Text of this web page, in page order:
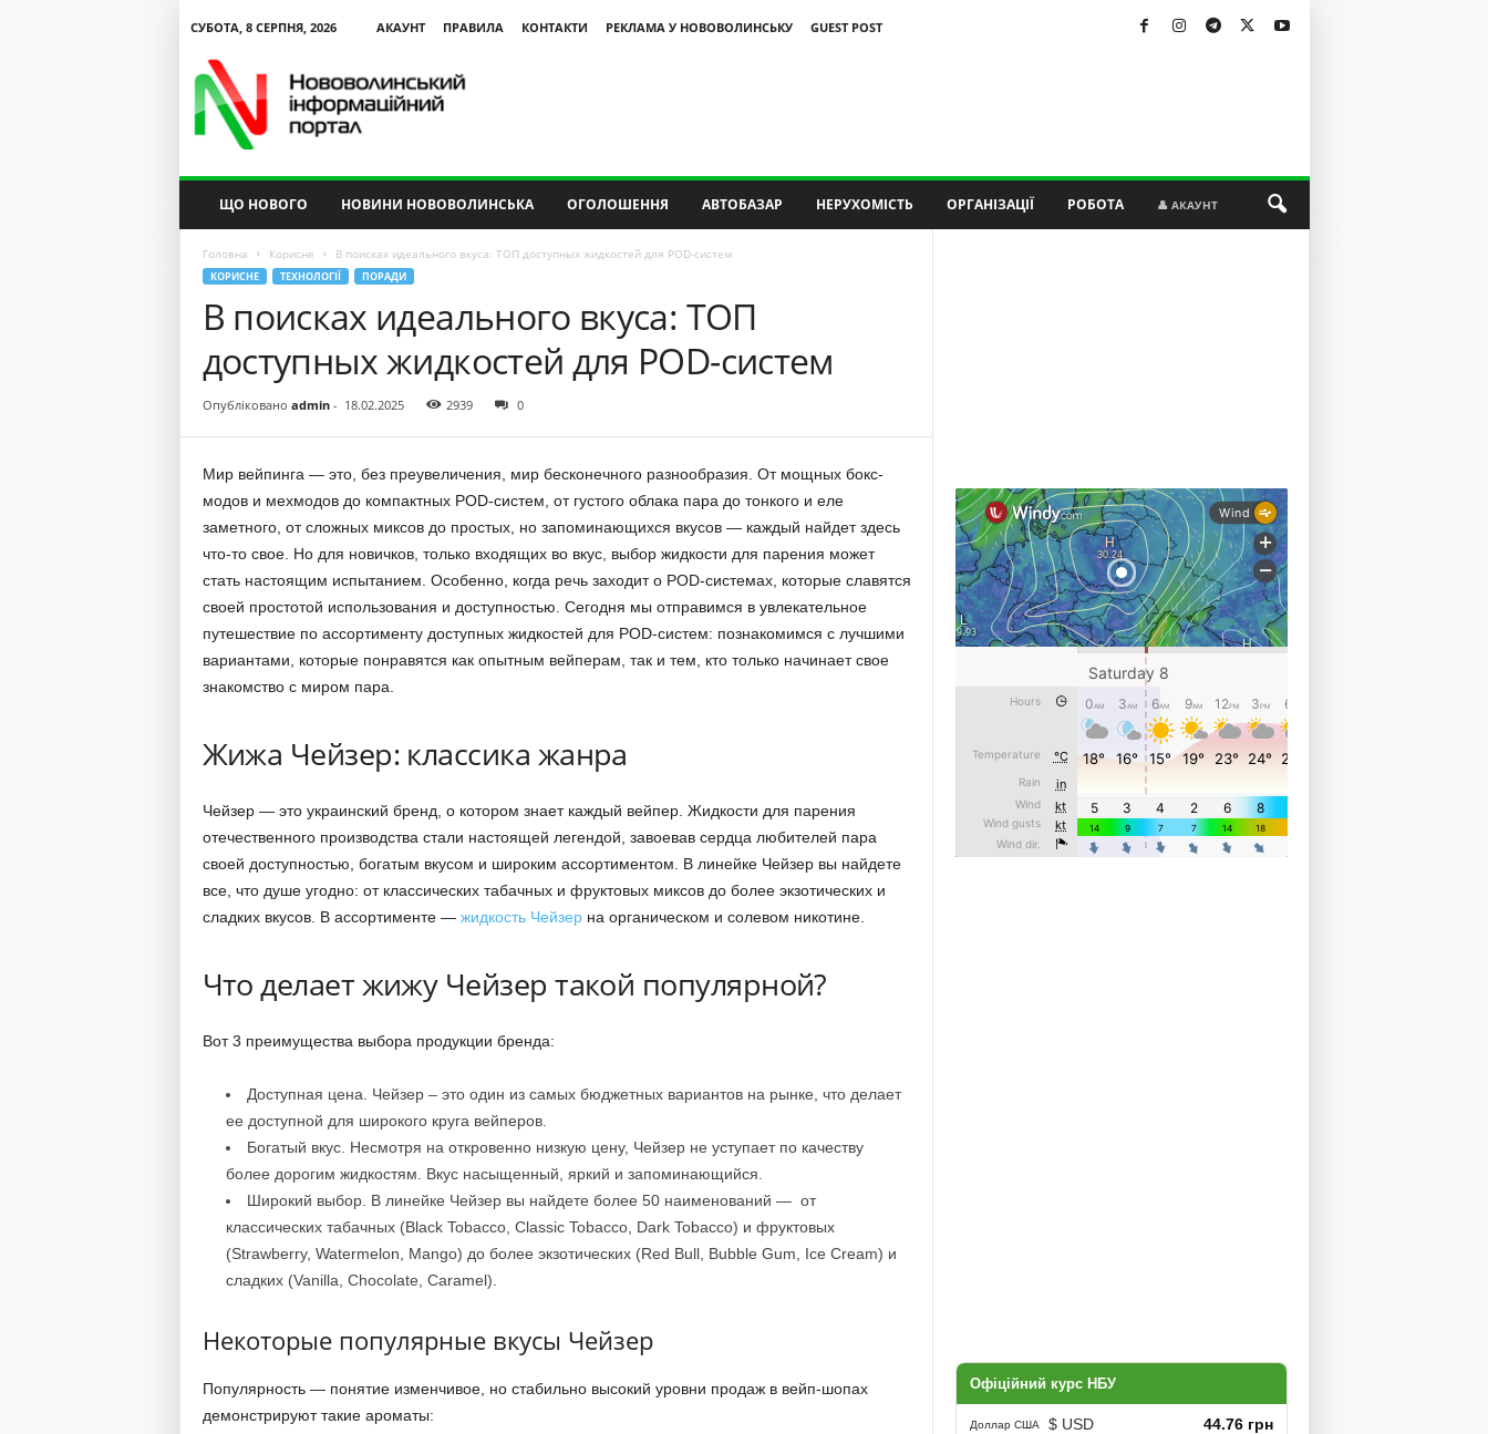
СУБОТА, 8 СЕРПНЯ, 2026 АКАУНТ ПРАВИЛА КОНТАКТИ РЕКЛАМА У НОВОВОЛИНСЬКУ
GUEST POST
ЩО НОВОГО НОВИНИ НОВОВОЛИНСЬКА ОГОЛОШЕННЯ АВТОБАЗАР НЕРУХОМІСТЬ ОРГАНІЗАЦІЇ РОБОТА 👤 АКАУНТ
Головна Корисне В поисках идеального вкуса: ТОП доступных жидкостей для POD-систем
КОРИСНЕ ТЕХНОЛОГІЇ ПОРАДИ
В поисках идеального вкуса: ТОП
доступных жидкостей для POD-систем
Опубліковано admin- 18.02.2025 2939 0
Мир вейпинга — это, без преувеличения, мир бесконечного разнообразия. От мощных бокс-
модов и мехмодов до компактных POD-систем, от густого облака пара до тонкого и еле
заметного, от сложных миксов до простых, но запоминающихся вкусов — каждый найдет здесь
что-то свое. Но для новичков, только входящих во вкус, выбор жидкости для парения может
стать настоящим испытанием. Особенно, когда речь заходит о POD-системах, которые славятся
своей простотой использования и доступностью. Сегодня мы отправимся в увлекательное
путешествие по ассортименту доступных жидкостей для POD-систем: познакомимся с лучшими
вариантами, которые понравятся как опытным вейперам, так и тем, кто только начинает свое
знакомство с миром пара.
Жижа Чейзер: классика жанра
Чейзер — это украинский бренд, о котором знает каждый вейпер. Жидкости для парения
отечественного производства стали настоящей легендой, завоевав сердца любителей пара
своей доступностью, богатым вкусом и широким ассортиментом. В линейке Чейзер вы найдете
все, что душе угодно: от классических табачных и фруктовых миксов до более экзотических и
сладких вкусов. В ассортименте — жидкость Чейзерна органическом и солевом никотине.
Что делает жижу Чейзер такой популярной?
Вот 3 преимущества выбора продукции бренда:
Доступная цена. Чейзер – это один из самых бюджетных вариантов на рынке, что делает
ее доступной для широкого круга вейперов.
Богатый вкус. Несмотря на откровенно низкую цену, Чейзер не уступает по качеству
более дорогим жидкостям. Вкус насыщенный, яркий и запоминающийся.
Широкий выбор. В линейке Чейзер вы найдете более 50 наименований — от
классических табачных (Black Tobacco, Classic Tobacco, Dark Tobacco) и фруктовых
(Strawberry, Watermelon, Mango) до более экзотических (Red Bull, Bubble Gum, Ice Cream) и
сладких (Vanilla, Chocolate, Caramel).
Некоторые популярные вкусы Чейзер
Популярность — понятие изменчивое, но стабильно высокий уровни продаж в вейп-шопах
демонстрируют такие ароматы:
Офіційний курс НБУ
Доллар США $ USD 44.76 грн